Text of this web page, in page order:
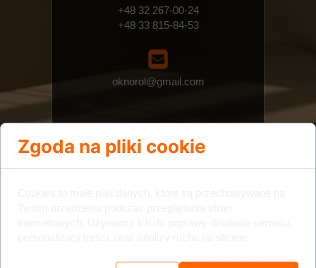
+48 32 267-00-24
+48 33 815-84-53
oknorol@gmail.com
Zgoda na pliki cookie